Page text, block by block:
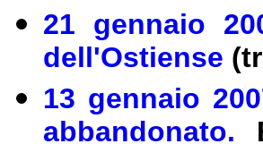
21 gennaio
dell'Ostiense
13 gennaio
abbandonato.